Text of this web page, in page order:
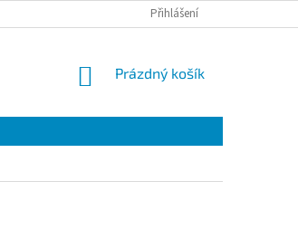
Přihlášení
NÁKUPNÍ
Prázdný košík